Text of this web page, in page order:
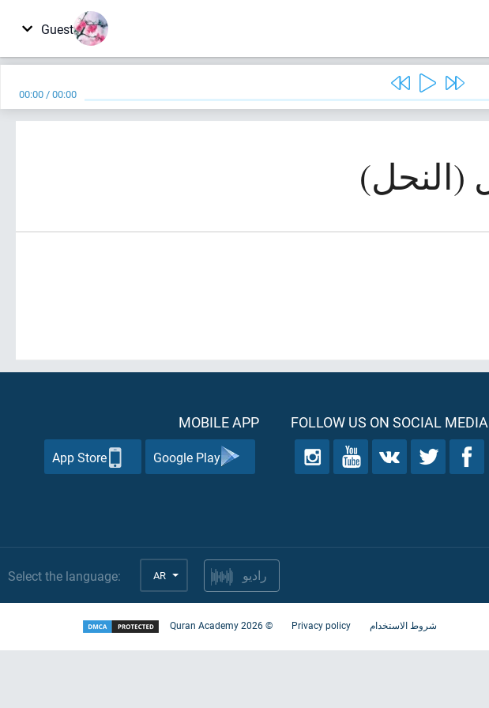
Guest
00:00 /00:00
FOLLOW US ON SOCIAL MEDIA
MOBILE APP
Google Play
App Store
Select the language: AR راديو
شروط الاستخدام Privacy policy
©
2026